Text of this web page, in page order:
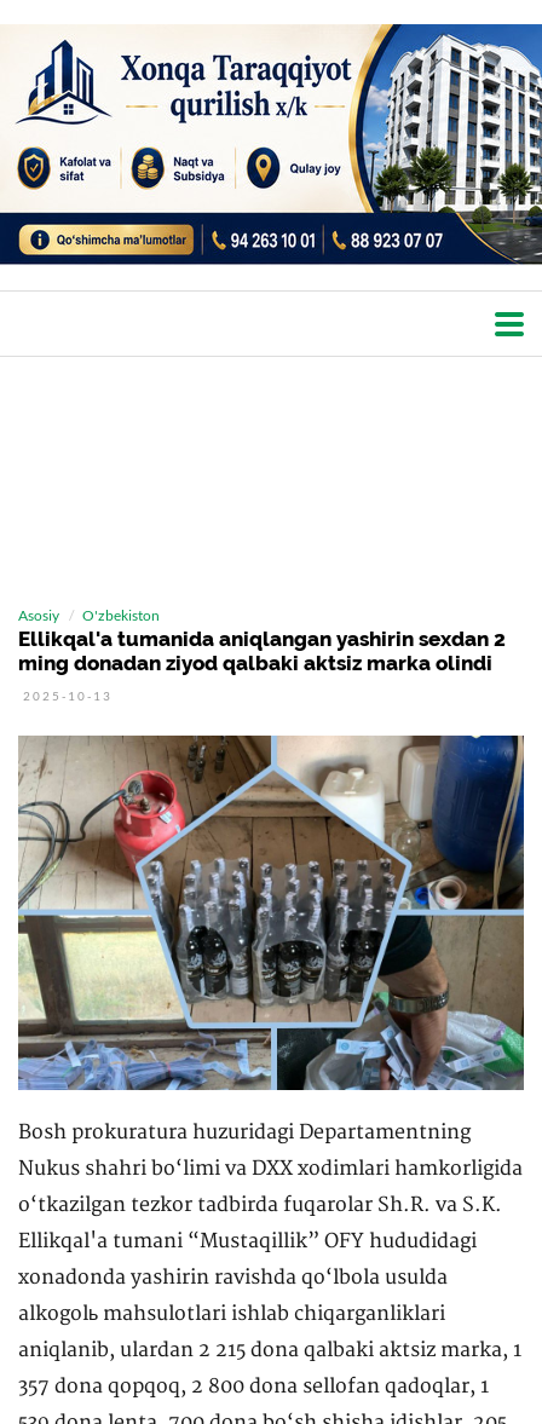
Asosiy O'zbekiston
Ellikqal'a tumanida aniqlangan yashirin sexdan 2
ming donadan ziyod qalbaki aktsiz marka olindi
2025-10-13
Bosh prokuratura huzuridagi Departamentning
Nukus shahri bo‘limi va DXX xodimlari hamkorligida
o‘tkazilgan tezkor tadbirda fuqarolar Sh.R. va S.K.
Ellikqal'a tumani “Mustaqillik” OFY hududidagi
xonadonda yashirin ravishda qo‘lbola usulda
alkogolь mahsulotlari ishlab chiqarganliklari
aniqlanib, ulardan 2 215 dona qalbaki aktsiz marka, 1
357 dona qopqoq, 2 800 dona sellofan qadoqlar, 1